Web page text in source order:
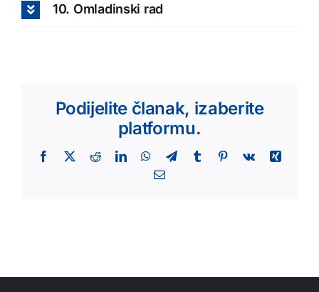
10. Omladinski rad
Podijelite članak, izaberite
platformu.
Facebook
X RedditLinkedInWhatsApp
TelegramTumblr Pinterest
Vk
Xing
Email